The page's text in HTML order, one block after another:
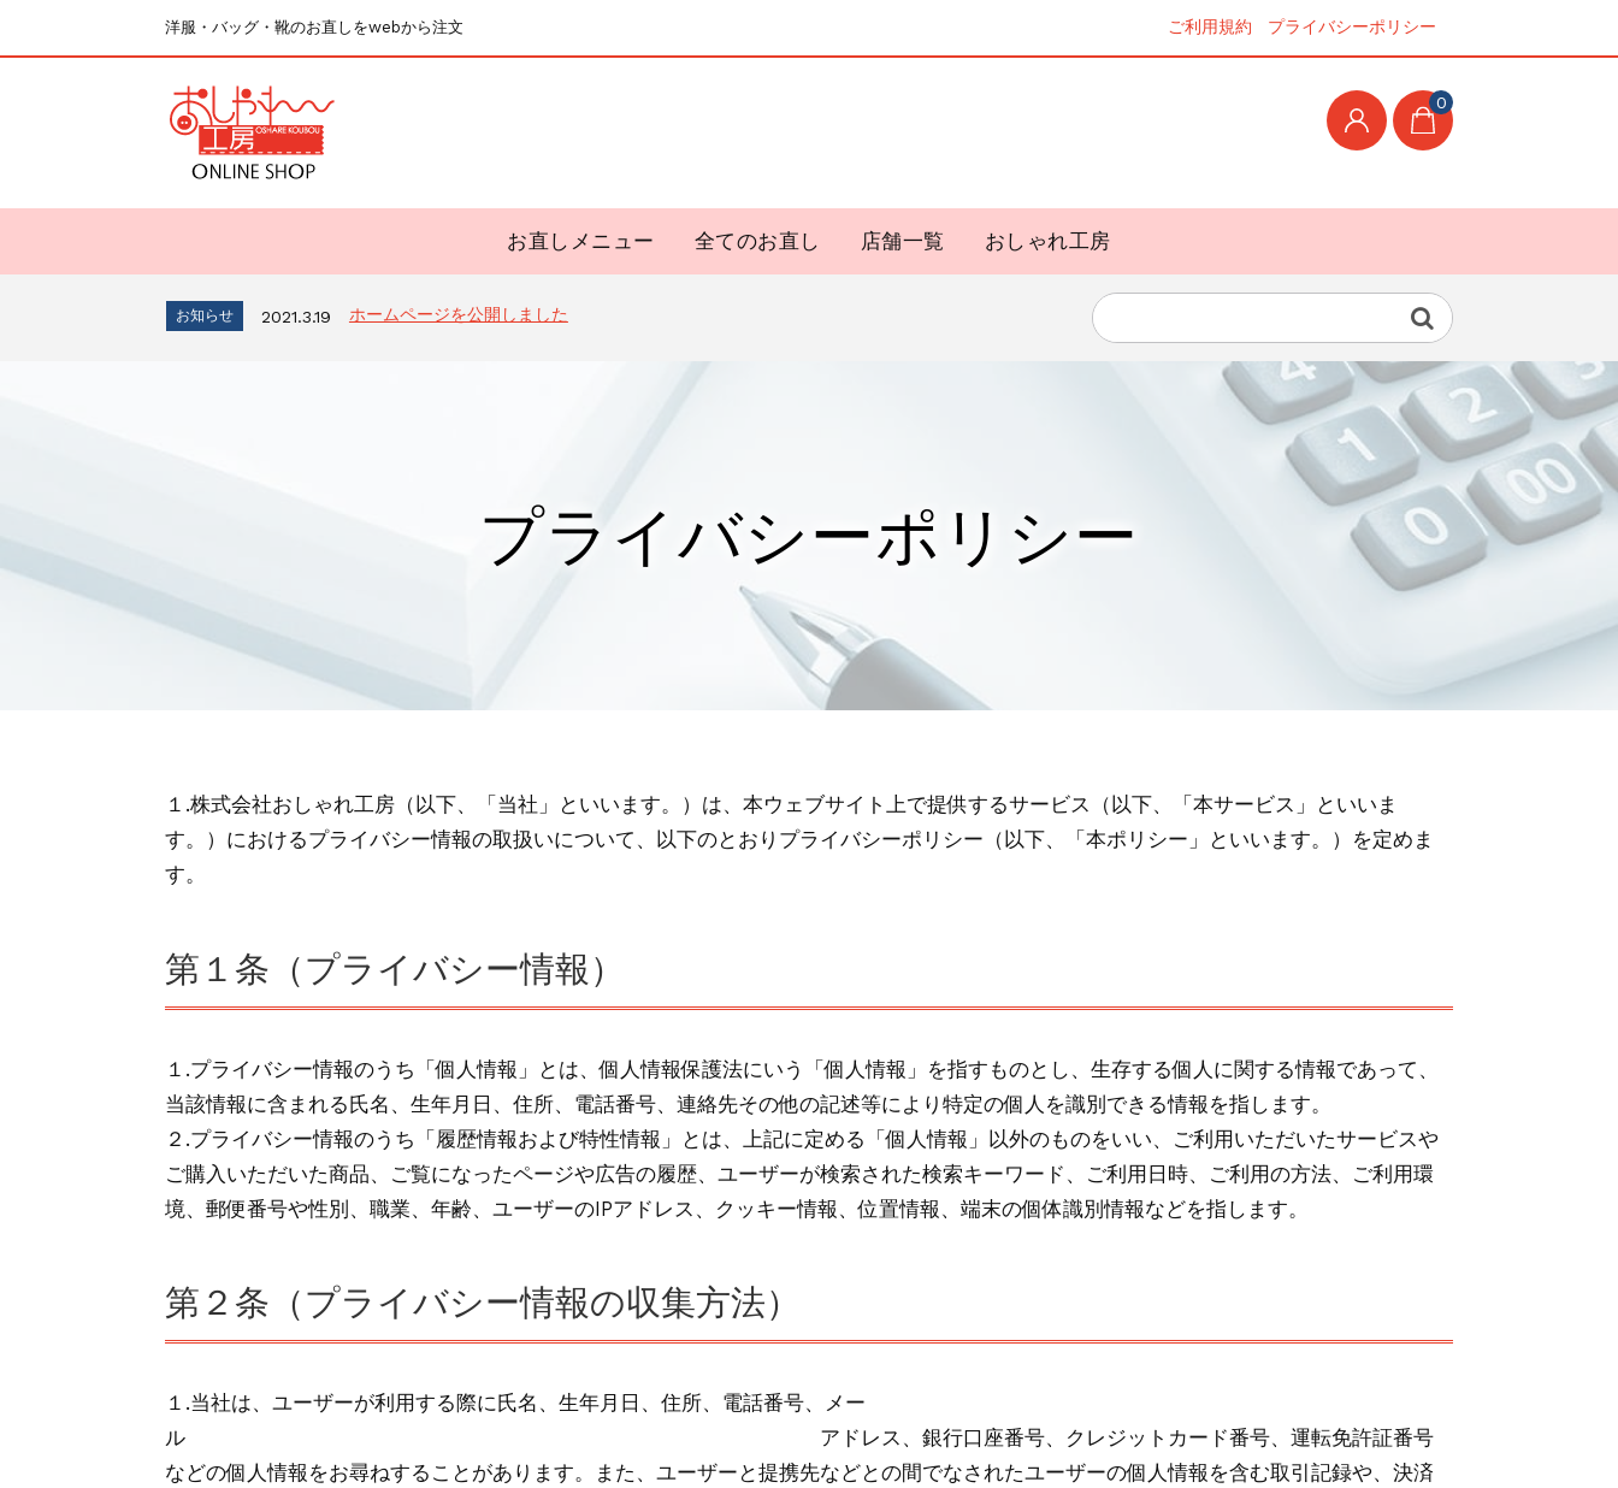
洋服・バッグ・靴のお直しをwebから注文
0
お直しメニュー 全てのお直し 店舗一覧 おしゃれ工房
ご利用規約 プライバシーポリシー
お知らせ 2021.3.19 ホームページを公開しました
プライバシーポリシー
１.株式会社おしゃれ工房（以下、「当社」といいます。）は、本ウェブサイト上で提供するサービス（以下、「本サービス」といいま
す。）におけるプライバシー情報の取扱いについて、以下のとおりプライバシーポリシー（以下、「本ポリシー」といいます。）を定めま
す。
第１条（プライバシー情報）
１.プライバシー情報のうち「個人情報」とは、個人情報保護法にいう「個人情報」を指すものとし、生存する個人に関する情報であって、
当該情報に含まれる氏名、生年月日、住所、電話番号、連絡先その他の記述等により特定の個人を識別できる情報を指します。
２.プライバシー情報のうち「履歴情報および特性情報」とは、上記に定める「個人情報」以外のものをいい、ご利用いただいたサービスや
ご購入いただいた商品、ご覧になったページや広告の履歴、ユーザーが検索された検索キーワード、ご利用日時、ご利用の方法、ご利用環
境、郵便番号や性別、職業、年齢、ユーザーのIPアドレス、クッキー情報、位置情報、端末の個体識別情報などを指します。
第２条（プライバシー情報の収集方法）
１.当社は、ユーザーが利用する際に氏名、生年月日、住所、電話番号、メー
ル アドレス、銀行口座番号、クレジットカード番号、運転免許証番号
などの個人情報をお尋ねすることがあります。また、ユーザーと提携先などとの間でなされたユーザーの個人情報を含む取引記録や、決済